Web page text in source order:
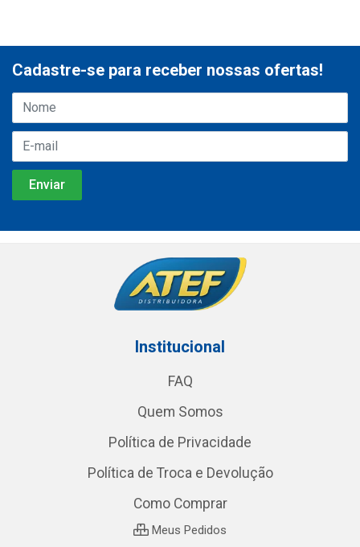
Cadastre-se para receber nossas ofertas!
Institucional
FAQ
Quem Somos
Política de Privacidade
Política de Troca e Devolução
Como Comprar
Meus Pedidos